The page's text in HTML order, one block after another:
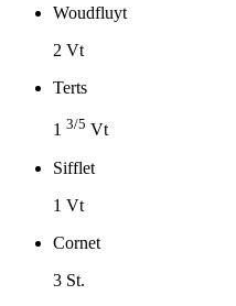
Woudfluyt
2 Vt
Terts
1 3/5 Vt
Sifflet
1 Vt
Cornet
3 St.